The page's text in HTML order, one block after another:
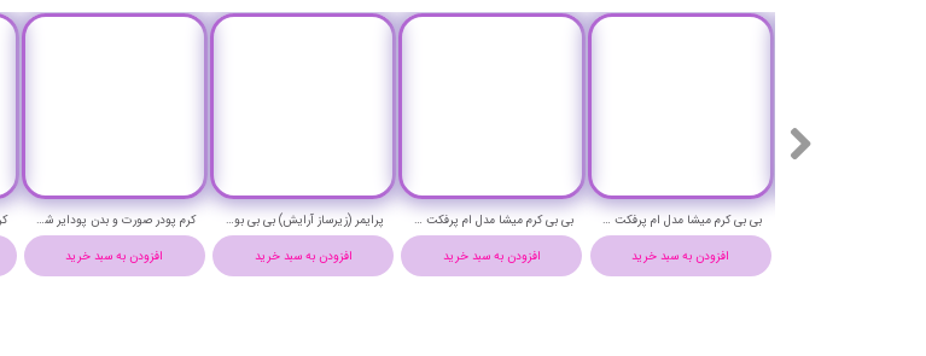
کرم پودر صورت و بدن پودایر شماره 3NL حجم 40 میلی لیتر - PUDAIER FACE & BODY FOUNDATION
افزودن به سبد خرید
پرایمر (زیرساز آرایش) بی بی بومر میشا حجم 40 میلی لیتر - MISSHA BB BOOMER
افزودن به سبد خرید
بی بی کرم میشا مدل ام پرفکت حجم 50 میلی لیتر شماره 13 - MISSHA M PERFECT COVER BB CREAM NO 13
افزودن به سبد خرید
بی بی کرم میشا مدل ام پرفکت حجم 50 میلی لیتر شماره 21 - MISSHA M PERFECT COVER BB CREAM NO 21
افزودن به سبد خرید